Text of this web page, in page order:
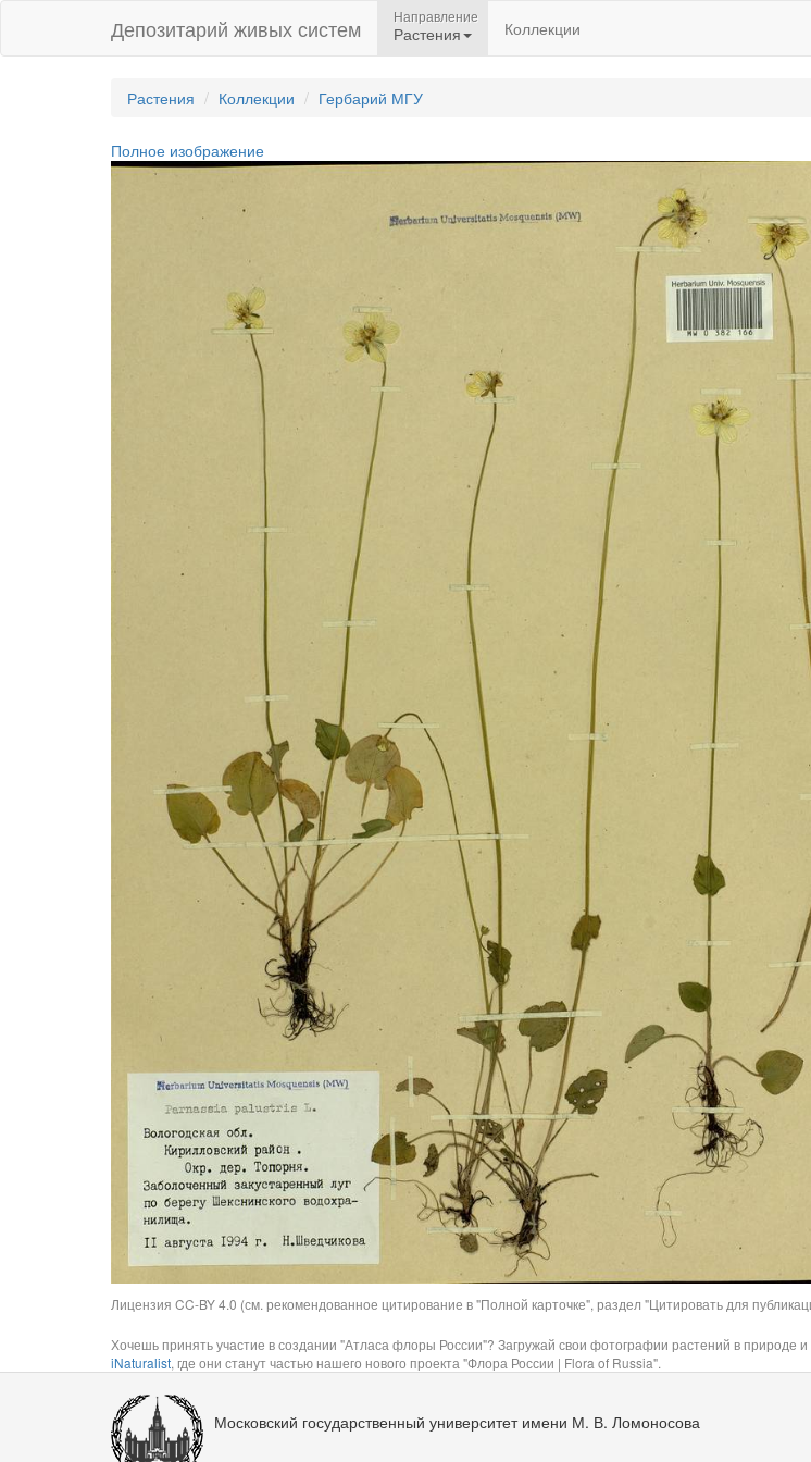
Депозитарий живых систем Направление
Растения Коллекции
Растения Коллекции Гербарий МГУ
Полное изображение
Лицензия CC-BY 4.0 (см. рекомендованное цитирование в "Полной карточке", раздел "Цитировать для
Хочешь принять участие в создании "Атласа флоры России"? Загружай свои фотографии растений в природе и
iNaturalist, где они станут частью нашего нового проекта "Флора России | Flora of Russia".
Московский государственный университет имени М. В. Ломоносова